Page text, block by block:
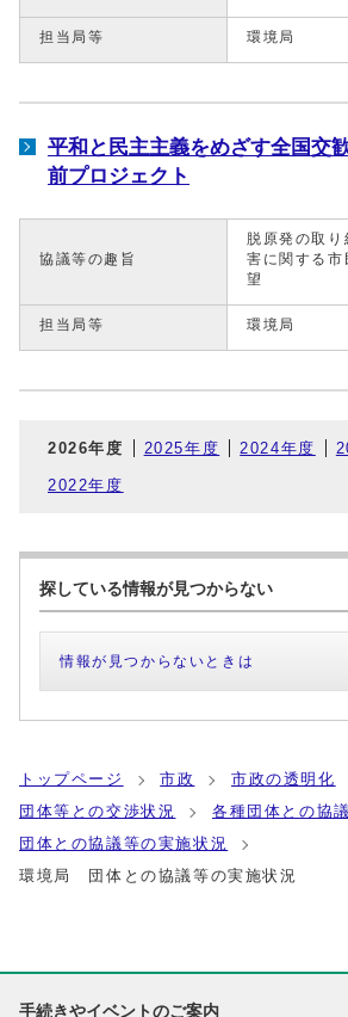
担当局等 環境局
平和と民主主義をめざす全国交
前プロジェクト
協議等の趣旨
脱原発の取り
害に関する市
望
担当局等 環境局
2026年度 2025年度 2024年度
2022年度
探している情報が見つからない
情報が見つからないときは
トップページ 市政
市政の透明化
団体等との交渉状況
各種団体との協
団体との協議等の実施状況
環境局 団体との協議等の実施状況
手続きやイベントのご案内